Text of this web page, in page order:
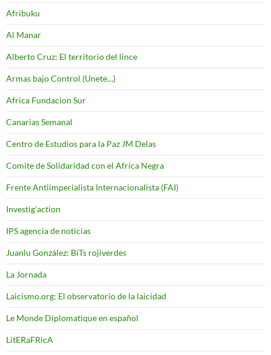
Afribuku
Al Manar
Alberto Cruz: El territorio del lince
Armas bajo Control (Unete…)
Africa Fundacion Sur
Canarias Semanal
Centro de Estudios para la Paz JM Delas
Comite de Solidaridad con el Africa Negra
Frente Antiimperialista Internacionalista (FAI)
Investig'action
IPS agencia de noticias
Juanlu González: BiTs rojiverdes
La Jornada
Laicismo.org: El observatorio de la laicidad
Le Monde Diplomatique en español
LitERaFRicA